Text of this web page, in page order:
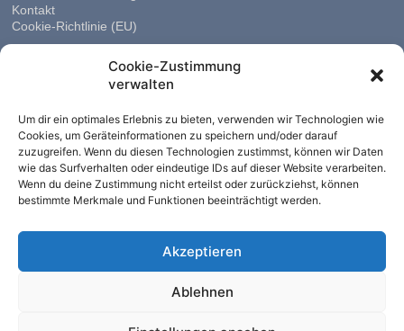
Cookie-Zustimmung
verwalten
Um dir ein optimales Erlebnis zu bieten, verwenden wir Technologien wie
Cookies, um Geräteinformationen zu speichern und/oder darauf
zuzugreifen. Wenn du diesen Technologien zustimmst, können wir Daten
wie das Surfverhalten oder eindeutige IDs auf dieser Website verarbeiten.
Wenn du deine Zustimmung nicht erteilst oder zurückziehst, können
bestimmte Merkmale und Funktionen beeinträchtigt werden.
Akzeptieren
Ablehnen
Kontakt
Cookie-Richtlinie (EU)